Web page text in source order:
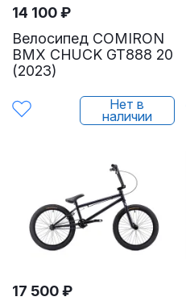
Велосипед COMIRON
BMX CHUCK GT888 20
(2023)
14 100₽
Нет в
наличии
17 500₽